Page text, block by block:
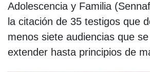
Adolescencia y Familia
la citación de 35 testigos que
menos siete audiencias que
extender hasta principios de